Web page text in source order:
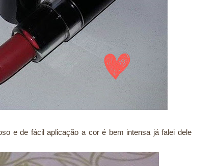
e de fácil aplicação a cor é bem intensa já falei dele